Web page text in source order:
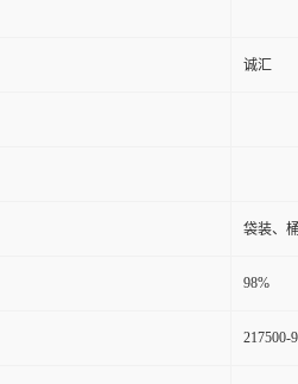
诚汇
袋装、
98%
217500-